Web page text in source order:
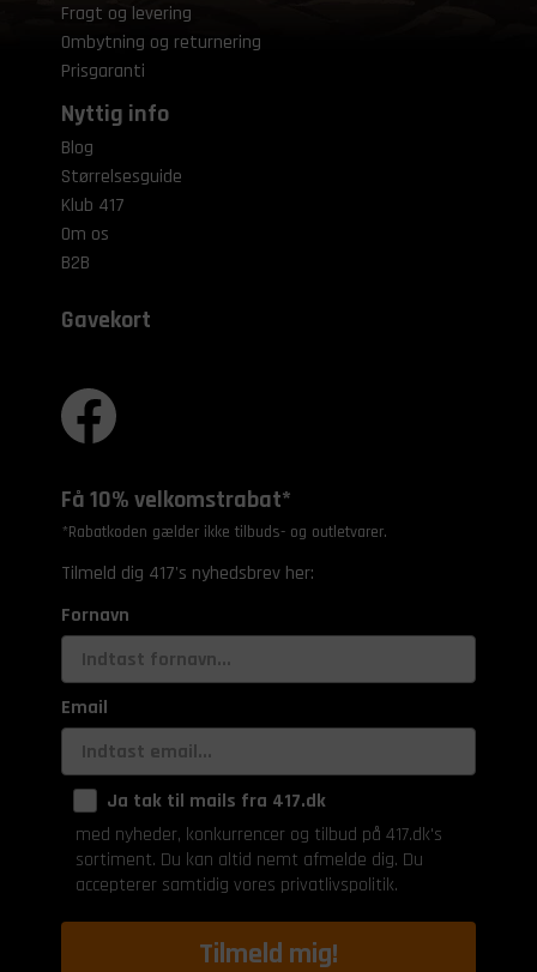
Fragt og levering
Ombytning og returnering
Prisgaranti
Nyttig info
Blog
Størrelsesguide
Klub 417
Om os
B2B
Gavekort
Få 10% velkomstrabat*
*Rabatkoden gælder ikke tilbuds- og outletvarer.
Tilmeld dig 417's nyhedsbrev her:
Fornavn
Email
Ja tak til mails fra 417.dk
med nyheder, konkurrencer og tilbud på 417.dk's
sortiment. Du kan altid nemt afmelde dig. Du
accepterer samtidig vores privatlivspolitik.
Tilmeld mig!